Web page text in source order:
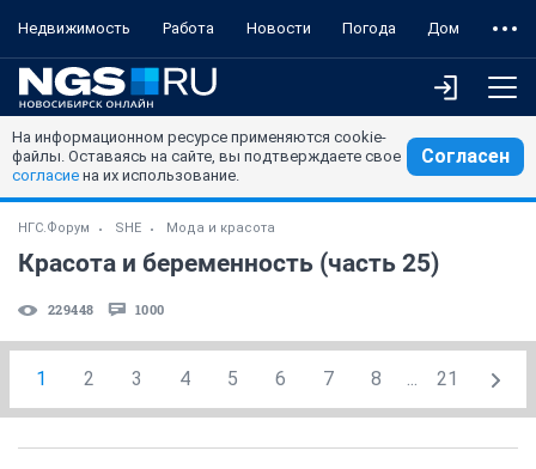
Недвижимость Работа Новости Погода Дом
На информационном ресурсе применяются cookie-
файлы. Оставаясь на сайте, вы подтверждаете свое
согласие на их использование.
Согласен
НГС.Форум SHE Мода и красота
Красота и беременность (часть 25)
229448 1000
1 2 3 4 5 6 7 8 ... 21